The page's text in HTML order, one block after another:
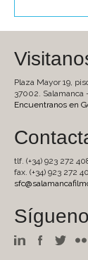
Plaza Mayor 19,
37002. Salamanca
Encuentranos en
tlf. (+34) 923 272
fax. (+34) 923 272